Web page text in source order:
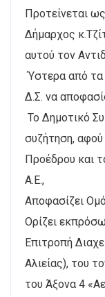
Προτείνεται
Δήμαρχος
αυτού τον
Ύστερα από
Δ.Σ. να
Το Δημοτικό
συζήτηση,
Προέδρου και
Α.Ε.,
Αποφασίζει
Ορίζει
Επιτροπή
Αλιείας), του
του Άξονα 4